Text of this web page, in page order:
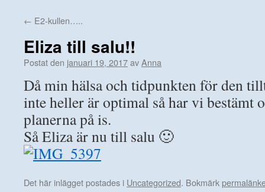
← E2-kullen…..
Eliza till salu!!
Postat den januari 19, 2017avAnna
Då min hälsa och tidpunkten för den
inte heller är optimal så har vi bestämt
planerna på is.
Så Eliza är nu till salu 🙂
Det här inlägget postades i Uncategorized. Bokmärk